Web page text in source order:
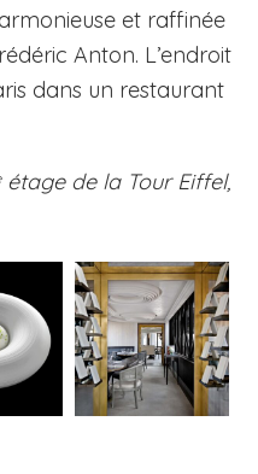
et raffinée
Anton. L’endroit
dans un restaurant
étage de la Tour Eiffel,